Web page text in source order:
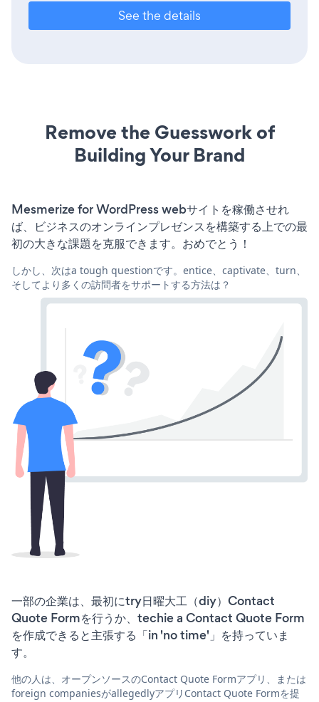
See the details
Remove the Guesswork of
Building Your Brand
Mesmerize for WordPress webサイトを稼働させれ
ば、ビジネスのオンラインプレゼンスを構築する上での最
初の大きな課題を克服できます。おめでとう！
しかし、次はa tough questionです。entice、captivate、turn、
そしてより多くの訪問者をサポートする方法は？
一部の企業は、最初にtry日曜大工（diy）Contact
Quote Formを行うか、techie a Contact Quote Form
を作成できると主張する「in 'no time'」を持っていま
す。
他の人は、オープンソースのContact Quote Formアプリ、または
foreign companiesがallegedlyアプリContact Quote Formを提